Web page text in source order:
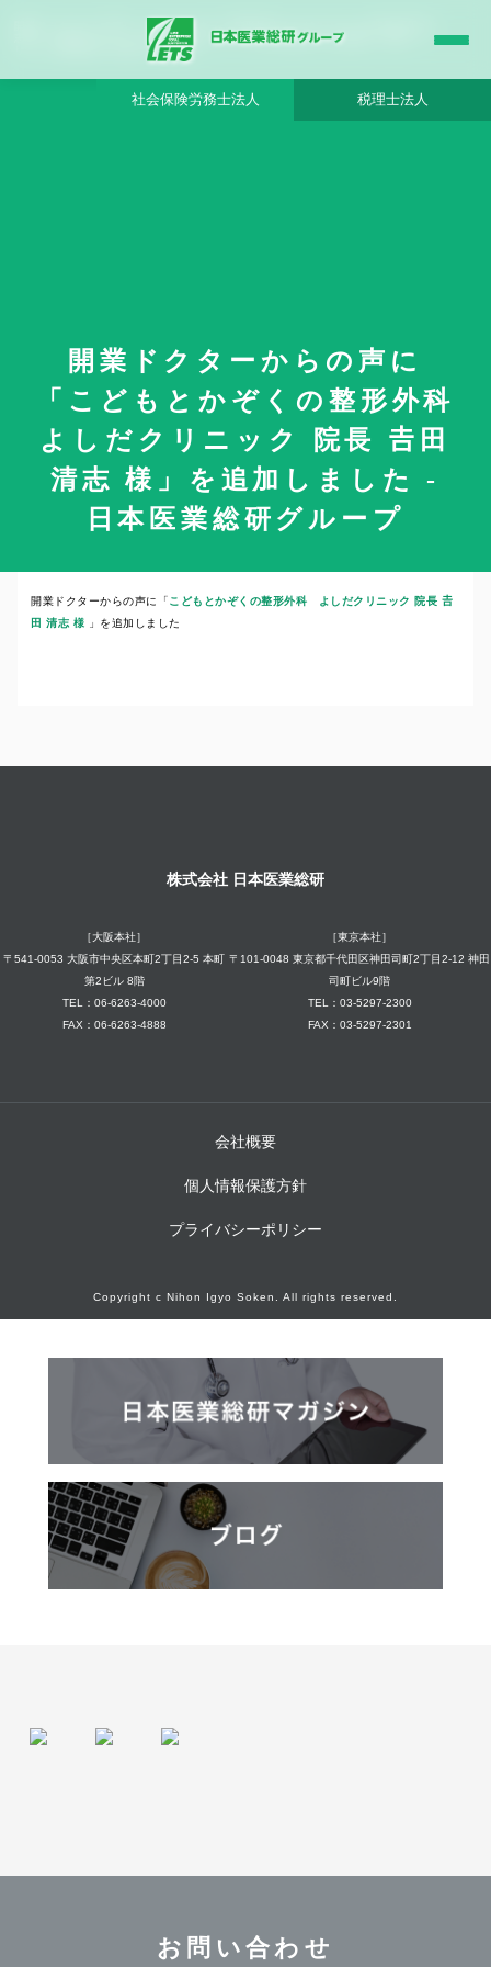
開業ドクターからの声に「こどもとかぞくの整形外科 よしだクリニック 院長 𠮷田 清
志 様」を追加しました - 日本医業総研グループ |日本医業総研｜医院開業・承継・ク
リニック経営支援・医療モール開発
社会保険労務士法人 税理士法人
開業ドクターからの声に
「こどもとかぞくの整形外科
よしだクリニック 院長 𠮷田
清志 様」を追加しました -
日本医業総研グループ
開業ドクターからの声に「こどもとかぞくの整形外科 よしだクリニック 院長
𠮷田 清志 様」を追加しました
2022年5月27日
開業ドクターからの声に「こどもとかぞくの整形外科 よしだクリニック 院長 𠮷
田 清志 様 」を追加しました
株式会社 日本医業総研
［大阪本社］
〒541-0053 大阪市中央区本町2丁目2-5 本町
第2ビル 8階
TEL：06-6263-4000
FAX：06-6263-4888
［東京本社］
〒101-0048 東京都千代田区神田司町2丁目2-12 神田
司町ビル9階
TEL：03-5297-2300
FAX：03-5297-2301
会社概要
個人情報保護方針
プライバシーポリシー
Copyright c Nihon Igyo Soken. All rights reserved.
お問い合わせ